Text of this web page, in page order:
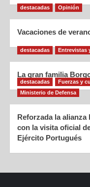
destacadas Opinión
Vacaciones de
destacadas Entrevistas
La gran familia
destacadas
Fuerzas y
Ministerio de Defensa
Reforzada la
con la visita oficial
Ejército Portugués